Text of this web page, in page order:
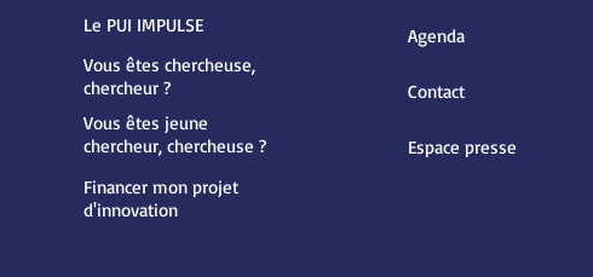
Le PUI IMPULSE
Vous êtes chercheuse,
chercheur ?
Vous êtes jeune
chercheur, chercheuse ?
Financer mon projet
d'innovation
Agenda
Contact
Espace presse